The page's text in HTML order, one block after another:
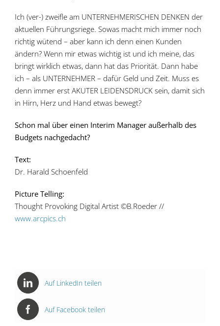
Ich (ver-) zweifle am UNTERNEHMERISCHEN DENKEN der
aktuellen Führungsriege. Sowas macht mich immer noch
richtig wütend – aber kann ich denn einen Kunden
ändern? Wenn mir etwas wichtig ist und ich meine, das
bringt wirklich etwas, dann hat das Priorität. Dann habe
ich – als UNTERNEHMER – dafür Geld und Zeit. Muss es
denn immer erst AKUTER LEIDENSDRUCK sein, damit sich
in Hirn, Herz und Hand etwas bewegt?
Schon mal über einen Interim Manager außerhalb des
Budgets nachgedacht?
Text:
Dr. Harald Schoenfeld
Picture Telling:
Thought Provoking Digital Artist ©B.Roeder //
www.arcpics.ch
Auf LinkedIn teilen
Auf Facebook teilen